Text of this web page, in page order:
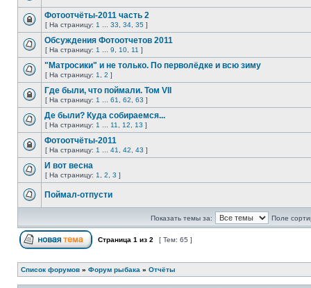
Фотоотчёты-2011 часть 2
[ На страницу: 1 33 34 35 ]
Обсуждения Фотоотчетов 2011
[ На страницу: 1 9 10 11 ]
"Матросики" и не только. По перволёдке и всю зиму
[ На страницу: 1 2 ]
Где были, что поймали. Том VII
[ На страницу: 1 61 62 63 ]
Де были? Куда собираемся...
[ На страницу: 1 11 12 13 ]
Фотоотчёты-2011
[ На страницу: 1 41 42 43 ]
И вот весна
[ На страницу: 1 2 3 ]
Поймал-отпусти
Показать темы за: Поле
Страница 1 из 2 [ Тем: 65 ]
Список форумов » Форум рыбака » Отчёты